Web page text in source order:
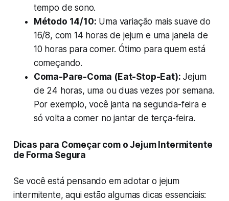
tempo de sono.
Método 14/10: Uma variação mais suave do
16/8, com 14 horas de jejum e uma janela de
10 horas para comer. Ótimo para quem está
começando.
Coma-Pare-Coma (Eat-Stop-Eat): Jejum
de 24 horas, uma ou duas vezes por semana.
Por exemplo, você janta na segunda-feira e
só volta a comer no jantar de terça-feira.
Dicas para Começar com o Jejum Intermitente
de Forma Segura
Se você está pensando em adotar o jejum
intermitente, aqui estão algumas dicas essenciais: